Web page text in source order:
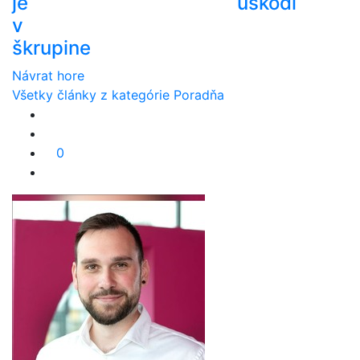
v
škrupine
Návrat hore
Všetky články z kategórie Poradňa
0